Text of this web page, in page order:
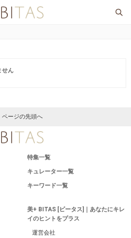
せん
ページの先頭へ
特集一覧
キュレーター一覧
キーワード一覧
美+ BITAS [ビータス]｜あなたにキレ
イのヒントをプラス
運営会社